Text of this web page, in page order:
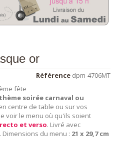
or
Référence dpm-4706MT
fête
soirée carnaval ou
centre de table ou sur vos
voir le menu où qu'ils soient
et verso. Livré avec
du menu : 21 x 29,7 cm